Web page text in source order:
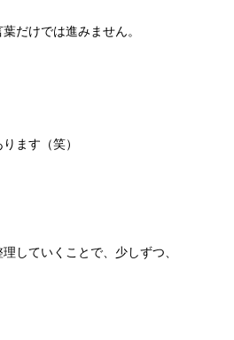
だけでは進みません。
ます（笑）
していくことで、少しずつ、